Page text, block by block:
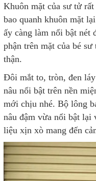
Khuôn mặt của sư tử
bao quanh khuôn mặt
ấy càng làm nổi bật nét
phận trên mặt của bé
thận.
Đôi mắt to, tròn, đen
nâu nổi bật trên nền
mới chịu nhé. Bộ lông
nâu đậm vừa nổi bật lại
liệu xịn xò mang đến